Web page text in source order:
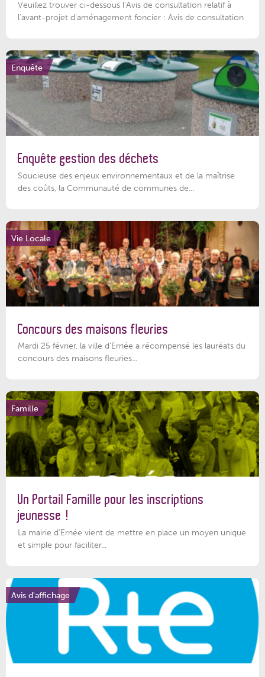
Veuillez trouver ci-dessous l’Avis de consultation relatif à
l'avant-projet d'aménagement foncier : Avis de consultation
Enquête
Enquête gestion des déchets
Soucieuse des enjeux environnementaux et de la maîtrise
des coûts, la Communauté de communes de...
Vie Locale
Concours des maisons fleuries
Mardi 25 février, la ville d'Ernée a récompensé les lauréats du
concours des maisons fleuries...
Famille
Un Portail Famille pour les inscriptions
jeunesse !
La mairie d’Ernée vient de mettre en place un moyen unique
et simple pour faciliter...
Avis d'affichage